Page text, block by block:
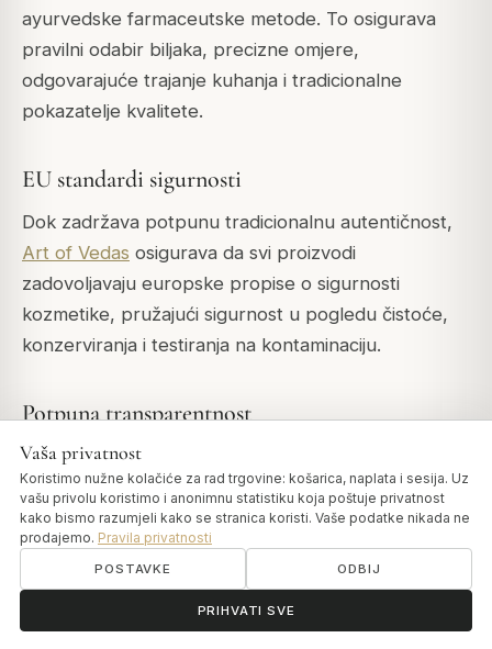
ayurvedske farmaceutske metode. To osigurava
pravilni odabir biljaka, precizne omjere,
odgovarajuće trajanje kuhanja i tradicionalne
pokazatelje kvalitete.
EU standardi sigurnosti
Dok zadržava potpunu tradicionalnu autentičnost,
Art of Vedas osigurava da svi proizvodi
zadovoljavaju europske propise o sigurnosti
kozmetike, pružajući sigurnost u pogledu čistoće,
konzerviranja i testiranja na kontaminaciju.
Potpuna transparentnost
Potpuni INCI popisi, brojevi serija, datumi
proizvodnje i jasne informacije o podrijetlu
omogućuju vam da donesete informirane odluke o
ulju koje svakodnevno nanositi na kožu. Ova razina
transparentnosti rijetka je na tržištu ayurvedskih
Vaša privatnost
Koristimo nužne kolačiće za rad trgovine: košarica, naplata i sesija. Uz
vašu privolu koristimo i anonimnu statistiku koja poštuje privatnost
kako bismo razumjeli kako se stranica koristi. Vaše podatke nikada ne
prodajemo. Pravila privatnosti
POSTAVKE ODBIJ
PRIHVATI SVE